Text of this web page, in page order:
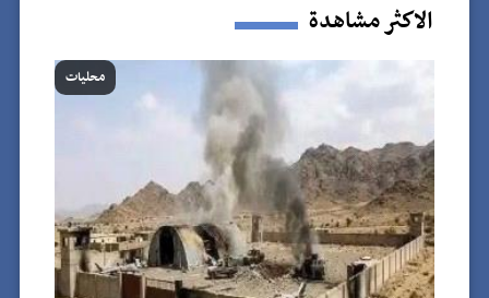
الاكثر مشاهدة
محليات